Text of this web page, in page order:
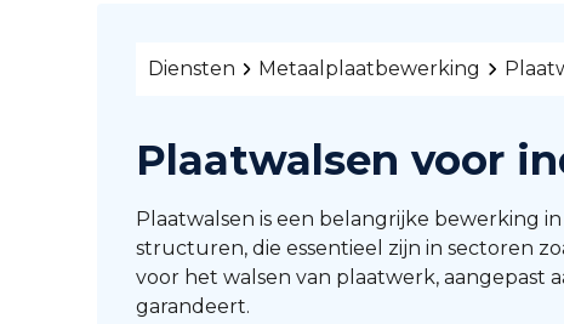
Diensten Metaalplaatbewerking
Plaatwalsen voor
Plaatwalsen is een belangrijke bewerking
structuren, die essentieel zijn in sectoren
voor het walsen van plaatwerk, aangepast
garandeert.